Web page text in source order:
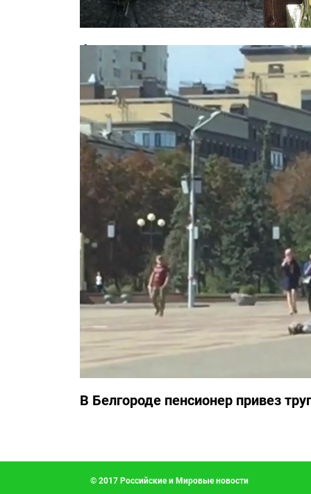
Фатальное совпадение: москвич
дочери
В Белгороде пенсионер привез
© 2017 Российские и Мировые новости